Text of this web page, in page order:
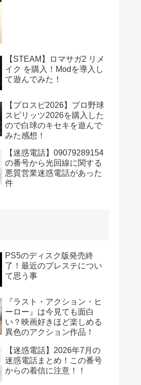
【STEAM】ロマサガ2 リメ
イク を購入！Modを導入し
て遊んでみた！
【プロスピ2026】プロ野球
スピリッツ2026を購入した
ので白球のキセキを遊んで
みた感想！
【迷惑電話】09079289154
の番号から光回線に関する
悪質営業迷惑電話があった
件
PS5のディスク版発売終
了！最近のプレステについ
て思う事
『ラスト・アクション・ヒ
ーロー』は今見ても面白
い？映画好きほど楽しめる
異色のアクション作品！
【迷惑電話】2026年7月の
迷惑電話まとめ！この番号
からの着信に注意！！